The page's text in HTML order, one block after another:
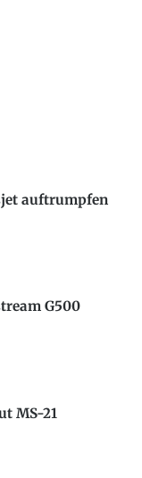
auftrumpfen
G500
MS-21